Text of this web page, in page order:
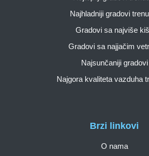
Brzi linkovi
O nama
Najhladniji gradovi
Gradovi sa najviše
Gradovi sa najjačim
Najsunčaniji gradovi
Najgora kvaliteta vazduha